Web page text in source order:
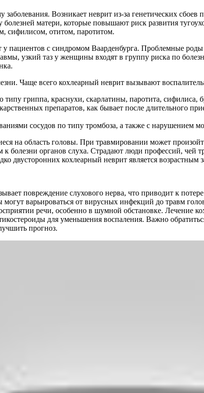
Возникает неврит из-за генетических сбоев
матери, которые повышают риск развития
сифилисом, отитом, паротитом.
пациентов с синдромом Ваарденбурга. Проблемные
узкий таз у женщины входят в группу риска по
Чаще всего кохлеарный неврит вызывают
гриппа, краснухи, скарлатины, паротита,
препаратов, как бывает после длительного
сосудов по типу тромбоза, а также с нарушением
на область головы. При травмировании может
болезни органов слуха. Страдают люди профессий,
двусторонних кохлеарный неврит является возрастным
повреждение слухового нерва, что приводит к
варьироваться от вирусных инфекций до травм
речи, особенно в шумной обстановке. Лечение
для уменьшения воспаления. Важно
прогноз.